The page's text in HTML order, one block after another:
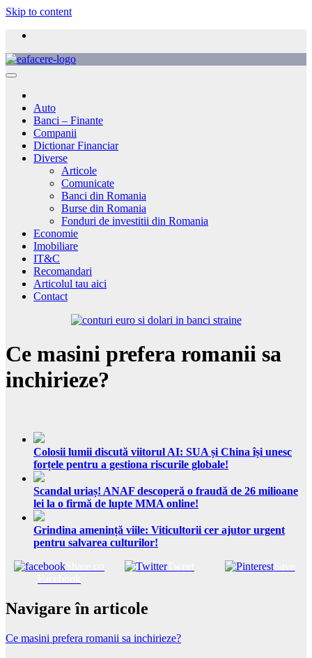
Skip to content
Auto
Banci – Finante
Companii
Dictionar Financiar
Diverse
Articole
Comunicate
Banci din Romania
Burse din Romania
Fonduri de investitii din Romania
Economie
Imobiliare
IT&C
Recomandari
Articolul tau aici
Contact
Ce masini prefera romanii sa
inchirieze?
Colosii lumii discută viitorul AI: SUA și China își unesc
forțele pentru a gestiona riscurile globale!
Scandal uriaș! ANAF descoperă o fraudă de 26 milioane
lei la o firmă de lupte MMA online!
Grindina amenință viile: Viticultorii cer ajutor urgent
pentru salvarea culturilor!
Tweet Save
Navigare în articole
Ce masini prefera romanii sa inchirieze?